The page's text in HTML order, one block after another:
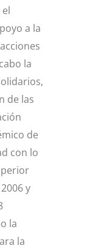
a la
la
de las
de
con lo
y
la
la